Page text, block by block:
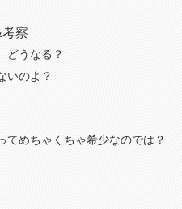
察
どうなる？
いのよ？
てめちゃくちゃ希少なのでは？